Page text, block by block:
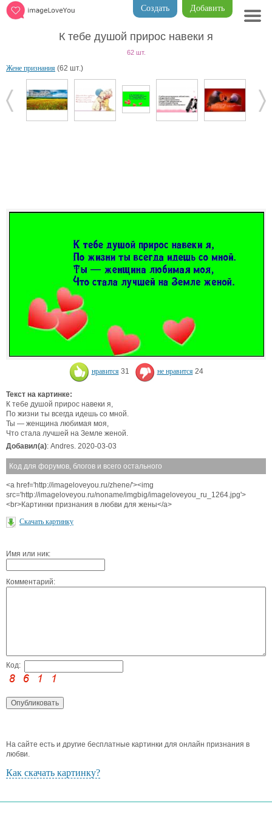
Добавить
Создать
К тебе душой прирос навеки я
62 шт.
Жене признания (62 шт.)
нравится 31 не нравится 24
Текст на картинке:
К тебе душой прирос навеки я,
По жизни ты всегда идешь со мной.
Ты — женщина любимая моя,
Что стала лучшей на Земле женой.
Добавил(а): Andres. 2020-03-03
Код для форумов, блогов и всего остального
<a href='http://imageloveyou.ru/zhene/'><img
src='http://imageloveyou.ru/noname/imgbig/imageloveyou_ru_1264.jpg'>
<br>Картинки признания в любви для жены</a>
Скачать картинку
Имя или ник:
Комментарий:
Код:
На сайте есть и другие бесплатные картинки для онлайн признания в
любви.
Как скачать картинку?